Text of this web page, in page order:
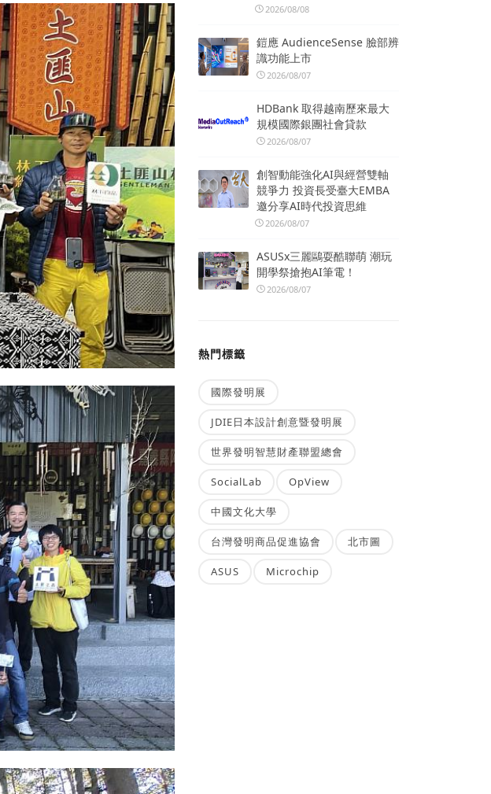
2026/08/08
鎧應 AudienceSense 臉部辨
識功能上市
2026/08/07
HDBank 取得越南歷來最大
規模國際銀團社會貸款
2026/08/07
創智動能強化AI與經營雙軸
競爭力 投資長受臺大EMBA
邀分享AI時代投資思維
2026/08/07
ASUSx三麗鷗耍酷聯萌 潮玩
開學祭搶抱AI筆電！
2026/08/07
熱門標籤
國際發明展
JDIE日本設計創意暨發明展
世界發明智慧財產聯盟總會
SocialLab OpView
中國文化大學
台灣發明商品促進協會 北市圖
ASUS Microchip